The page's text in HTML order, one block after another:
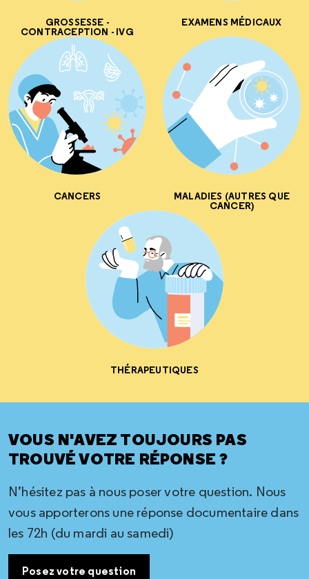
GROSSESSE -
CONTRACEPTION - IVG
EXAMENS MÉDICAUX
CANCERS MALADIES (AUTRES QUE
CANCER)
THÉRAPEUTIQUES
VOUS N'AVEZ TOUJOURS PAS
TROUVÉ VOTRE RÉPONSE ?
N’hésitez pas à nous poser votre question. Nous
vous apporterons une réponse documentaire dans
les 72h (du mardi au samedi)
Posez votre question